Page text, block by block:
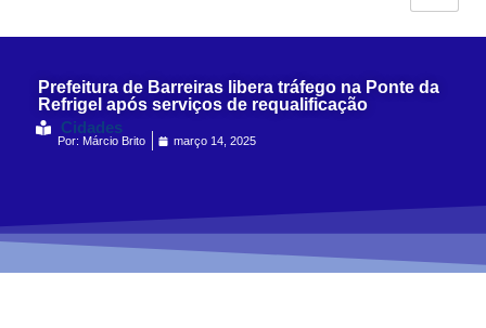
Prefeitura de Barreiras libera tráfego na Ponte da
Refrigel após serviços de requalificação
Cidades
Por: Márcio Brito março 14, 2025